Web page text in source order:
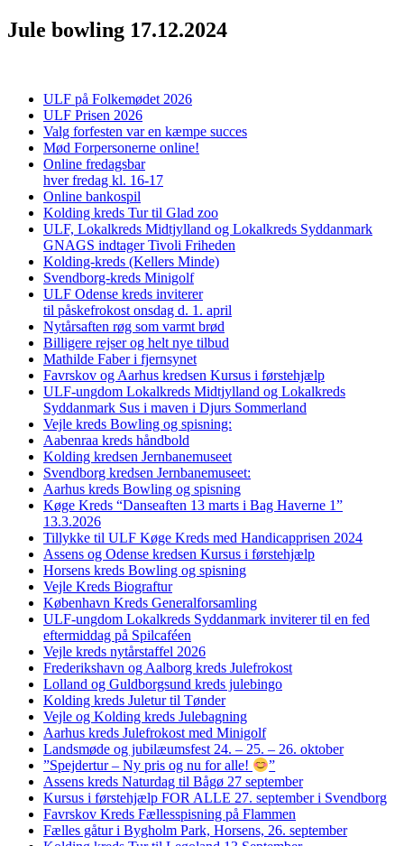
Jule bowling 17.12.2024
ULF på Folkemødet 2026
ULF Prisen 2026
Valg forfesten var en kæmpe succes
Mød Forpersonerne online!
Online fredagsbar
hver fredag kl. 16-17
Online bankospil
Kolding kreds Tur til Glad zoo
ULF, Lokalkreds Midtjylland og Lokalkreds Syddanmark
GNAGS indtager Tivoli Friheden
Kolding-kreds (Kellers Minde)
Svendborg-kreds Minigolf
ULF Odense kreds inviterer
til påskefrokost onsdag d. 1. april
Nytårsaften røg som varmt brød
Billigere rejser og helt nye tilbud
Mathilde Faber i fjernsynet
Favrskov og Aarhus kredsen Kursus i førstehjælp
ULF-ungdom Lokalkreds Midtjylland og Lokalkreds
Syddanmark Sus i maven i Djurs Sommerland
Vejle kreds Bowling og spisning:
Aabenraa kreds håndbold
Kolding kredsen Jernbanemuseet
Svendborg kredsen Jernbanemuseet:
Aarhus kreds Bowling og spisning
Køge Kreds “Danseaften 13 marts i Bag Haverne 1”
13.3.2026
Tillykke til ULF Køge Kreds med Handicapprisen 2024
Assens og Odense kredsen Kursus i førstehjælp
Horsens kreds Bowling og spisning
Vejle Kreds Biograftur
København Kreds Generalforsamling
ULF-ungdom Lokalkreds Syddanmark inviterer til en fed
eftermiddag på Spilcaféen
Vejle kreds nytårstaffel 2026
Frederikshavn og Aalborg kreds Julefrokost
Lolland og Guldborgsund kreds julebingo
Kolding kreds Juletur til Tønder
Vejle og Kolding kreds Julebagning
Aarhus kreds Julefrokost med Minigolf
Landsmøde og jubilæumsfest 24. – 25. – 26. oktober
”Spejdertur – Ny pris og nu for alle!
”
Assens kreds Naturdag til Bågø 27 september
Kursus i førstehjælp FOR ALLE 27. september i Svendborg
Favrskov Kreds Fællesspisning på Flammen
Fælles gåtur i Bygholm Park, Horsens, 26. september